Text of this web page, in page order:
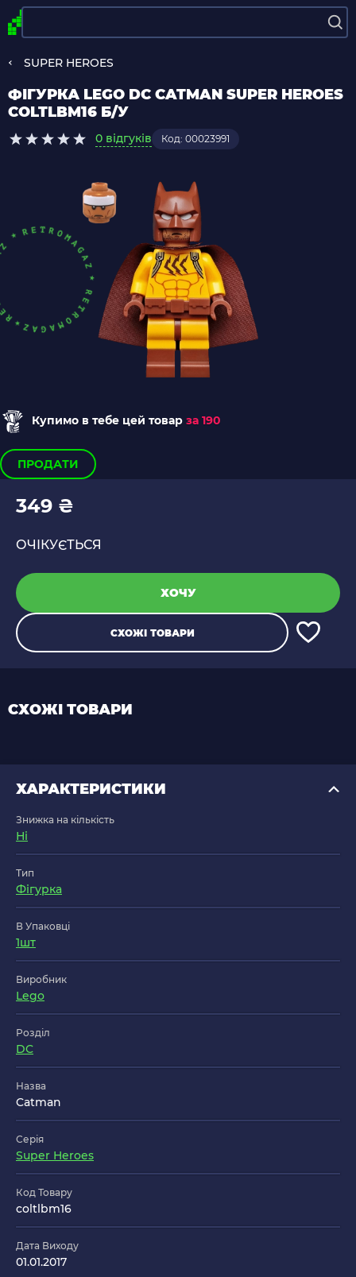
SUPER HEROES
ФІГУРКА LEGO DC CATMAN SUPER HEROES
COLTLBM16 Б/У
0 відгуків Код: 00023991
Купимо в тебе цей товар за 190
ПРОДАТИ
349 ₴
ОЧІКУЄТЬСЯ
ХОЧУ
СХОЖІ ТОВАРИ
СХОЖІ ТОВАРИ
ХАРАКТЕРИСТИКИ
Знижка на кількість
Ні
Тип
Фігурка
В Упаковці
1шт
Виробник
Lego
Розділ
DC
Назва
Catman
Серія
Super Heroes
Код Товару
coltlbm16
Дата Виходу
01.01.2017